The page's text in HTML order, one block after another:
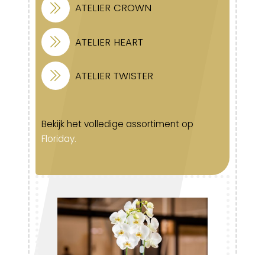
ATELIER CROWN
ATELIER HEART
ATELIER TWISTER
Bekijk het volledige assortiment op
Floriday.